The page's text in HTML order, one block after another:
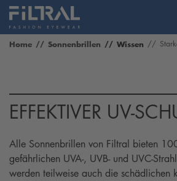
Home Sonnenbrillen Wissen
EFFEKTIVER UV-
Alle Sonnenbrillen von Filtral bieten
gefährlichen UVA-, UVB- und UVC-
werden teilweise auch die schädlichen